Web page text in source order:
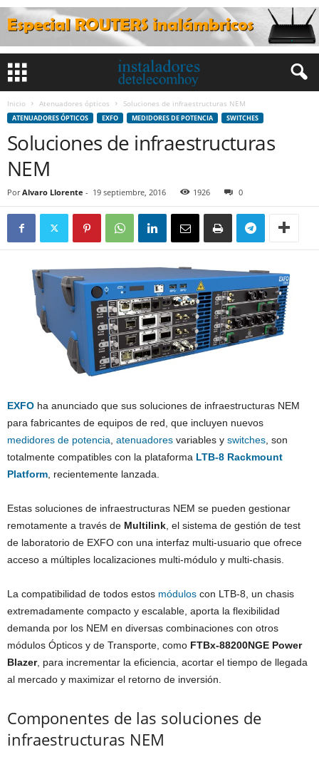
Inicio Atenuadores ópticos Soluciones de infraestructuras NEM
ATENUADORES ÓPTICOS EXFO MEDIDORES DE POTENCIA SWITCHES
Soluciones de infraestructuras
NEM
Por Alvaro Llorente - 19 septiembre, 2016 1926 0
EXFO ha anunciado que sus soluciones de infraestructuras NEM
para fabricantes de equipos de red, que incluyen nuevos
medidores de potencia atenuadores variables y switches , son
totalmente compatibles con la plataforma LTB-8 Rackmount
Platform , recientemente lanzada.
Estas soluciones de infraestructuras NEM se pueden gestionar
remotamente a través de Multilink , el sistema de gestión de test
de laboratorio de EXFO con una interfaz multi-usuario que ofrece
acceso a múltiples localizaciones multi-módulo y multi-chasis.
La compatibilidad de todos estos módulos con LTB-8, un chasis
extremadamente compacto y escalable, aporta la flexibilidad
demanda por los NEM en diversas combinaciones con otros
módulos Ópticos y de Transporte, como FTBx-88200NGE Power
Blazer, para incrementar la eficiencia, acortar el tiempo de llegada
al mercado y maximizar el retorno de inversión.
Componentes de las soluciones de
infraestructuras NEM